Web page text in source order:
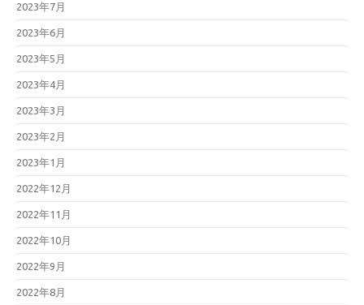
2023年7月
2023年6月
2023年5月
2023年4月
2023年3月
2023年2月
2023年1月
2022年12月
2022年11月
2022年10月
2022年9月
2022年8月